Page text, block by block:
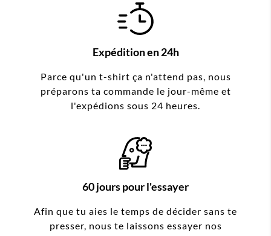
Expédition en 24h
Parce qu'un t-shirt ça n'attend pas, nous
préparons ta commande le jour-même et
l'expédions sous 24 heures.
60 jours pour l'essayer
Afin que tu aies le temps de décider sans te
presser, nous te laissons essayer nos